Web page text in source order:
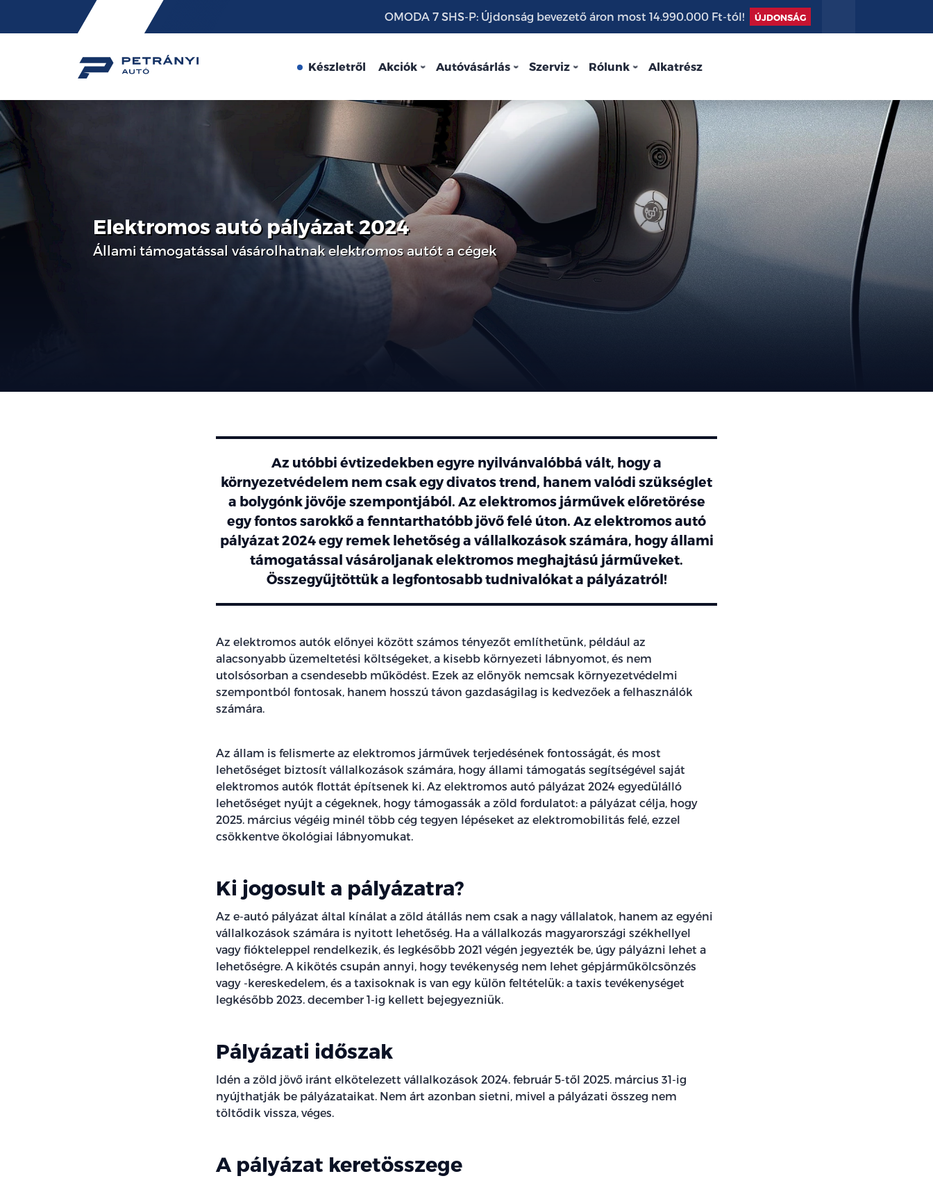
Friss
hírek
OMODA 7 SHS-P: Újdonság bevezető áron most 14.990.000 Ft-tól! ÚJDONSÁG
Készletről Akciók Autóvásárlás Szerviz Rólunk Alkatrész
Elektromos autó pályázat 2024
Állami támogatással vásárolhatnak elektromos autót a cégek
Az utóbbi évtizedekben egyre nyilvánvalóbbá vált, hogy a
környezetvédelem nem csak egy divatos trend, hanem valódi szükséglet
a bolygónk jövője szempontjából. Az elektromos járművek előretörése
egy fontos sarokkő a fenntarthatóbb jövő felé úton. Az elektromos autó
pályázat 2024 egy remek lehetőség a vállalkozások számára, hogy állami
támogatással vásároljanak elektromos meghajtású járműveket.
Összegyűjtöttük a legfontosabb tudnivalókat a pályázatról!
Az elektromos autók előnyei között számos tényezőt említhetünk, például az
alacsonyabb üzemeltetési költségeket, a kisebb környezeti lábnyomot, és nem
utolsósorban a csendesebb működést. Ezek az előnyök nemcsak környezetvédelmi
szempontból fontosak, hanem hosszú távon gazdaságilag is kedvezőek a felhasználók
számára.
Az állam is felismerte az elektromos járművek terjedésének fontosságát, és most
lehetőséget biztosít vállalkozások számára, hogy állami támogatás segítségével saját
elektromos autók flottát építsenek ki. Az elektromos autó pályázat 2024 egyedülálló
lehetőséget nyújt a cégeknek, hogy támogassák a zöld fordulatot: a pályázat célja, hogy
2025. március végéig minél több cég tegyen lépéseket az elektromobilitás felé, ezzel
csökkentve ökológiai lábnyomukat.
Ki jogosult a pályázatra?
Az e-autó pályázat által kínálat a zöld átállás nem csak a nagy vállalatok, hanem az egyéni
vállalkozások számára is nyitott lehetőség. Ha a vállalkozás magyarországi székhellyel
vagy fiókteleppel rendelkezik, és legkésőbb 2021 végén jegyezték be, úgy pályázni lehet a
lehetőségre. A kikötés csupán annyi, hogy tevékenység nem lehet gépjárműkölcsönzés
vagy -kereskedelem, és a taxisoknak is van egy külön feltételük: a taxis tevékenységet
legkésőbb 2023. december 1-ig kellett bejegyezniük.
Pályázati időszak
Idén a zöld jövő iránt elkötelezett vállalkozások 2024. február 5-től 2025. március 31-ig
nyújthatják be pályázataikat. Nem árt azonban sietni, mivel a pályázati összeg nem
töltődik vissza, véges.
A pályázat keretösszege